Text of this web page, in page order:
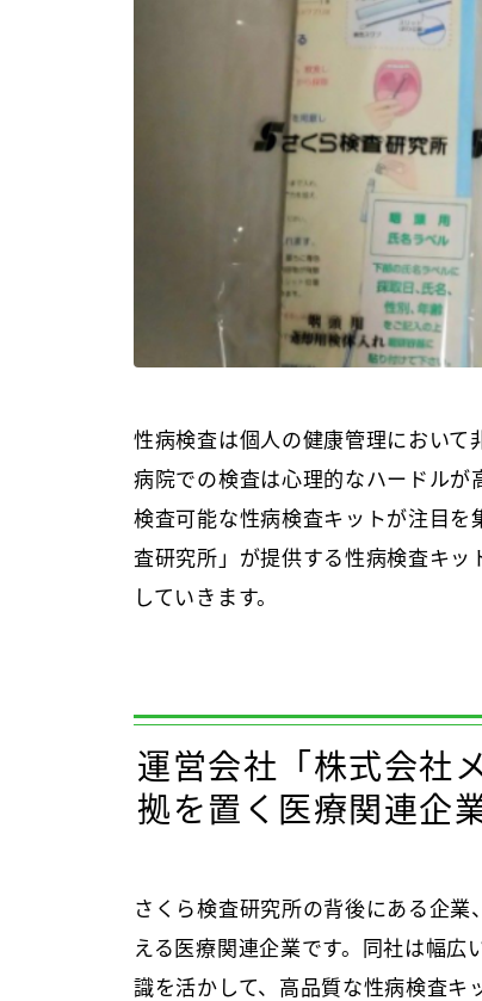
性病検査は個人の健康管理において
病院での検査は心理的なハードルが
検査可能な性病検査キットが注目を
査研究所」が提供する性病検査キッ
していきます。
運営会社「株式会社
拠を置く医療関連企
さくら検査研究所の背後にある企
える医療関連企業です。同社は幅広
識を活かして、高品質な性病検査キ